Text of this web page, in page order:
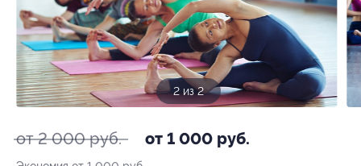
2 из 2
от 2 000 руб. от 1 000 руб.